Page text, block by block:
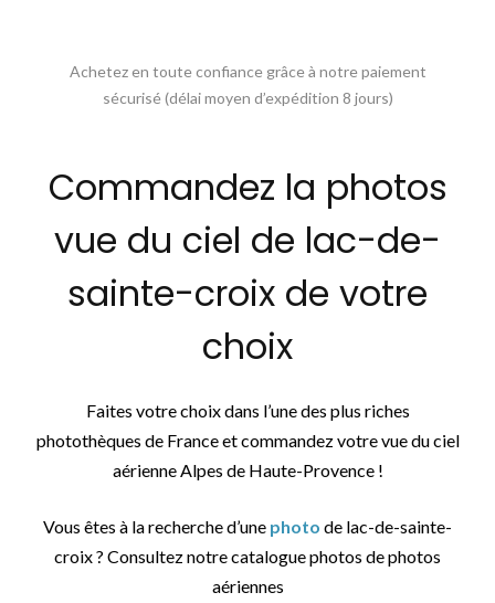
Achetez en toute confiance grâce à notre paiement
sécurisé (délai moyen d’expédition 8 jours)
Commandez la photos
vue du ciel de lac-de-
sainte-croix de votre
choix
Faites votre choix dans l’une des plus riches
photothèques de France et commandez votre vue du ciel
aérienne Alpes de Haute-Provence !
Vous êtes à la recherche d’une photo de lac-de-sainte-
croix ? Consultez notre catalogue photos de photos
aériennes